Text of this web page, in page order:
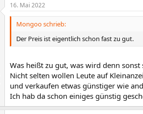
16. Mai 2022
Mongoo schrieb:
Der Preis ist eigentlich schon fast zu gut.
Was heißt zu gut, was wird denn sonst
Nicht selten wollen Leute auf
und verkaufen etwas günstiger wie
Ich hab da schon einiges günstig